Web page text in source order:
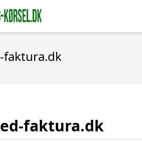
faktura.dk
faktura.dk